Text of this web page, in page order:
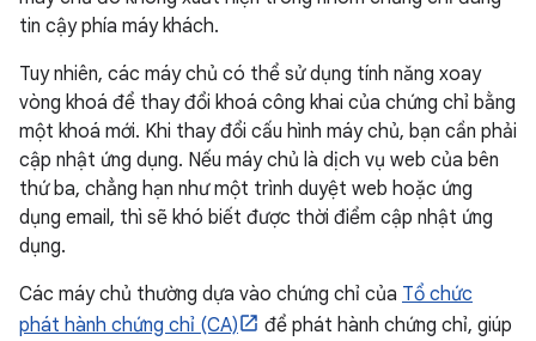
tin cậy phía máy khách.
Tuy nhiên, các máy chủ có thể sử dụng tính năng xoay
vòng khoá để thay đổi khoá công khai của chứng chỉ bằng
một khoá mới. Khi thay đổi cấu hình máy chủ, bạn cần phải
cập nhật ứng dụng. Nếu máy chủ là dịch vụ web của bên
thứ ba, chẳng hạn như một trình duyệt web hoặc ứng
dụng email, thì sẽ khó biết được thời điểm cập nhật ứng
dụng.
Các máy chủ thường dựa vào chứng chỉ của Tổ chức
phát hành chứng chỉ (CA)
để phát hành chứng chỉ, giúp